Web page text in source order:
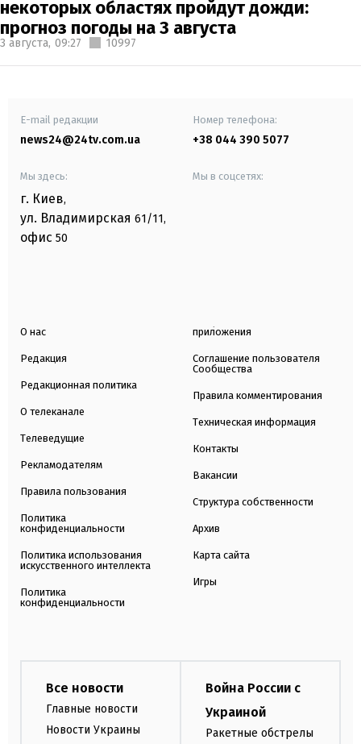
некоторых областях пройдут дожди:
прогноз погоды на 3 августа
3 августа, 09:27 10997
E-mail редакции
news24@24tv.com.ua
Номер телефона:
+38 044 390 5077
Мы здесь:
г. Киев,
ул. Владимирская 61/11,
офис 50
Мы в соцсетях:
О нас
Редакция
Редакционная политика
О телеканале
Телеведущие
Рекламодателям
Правила пользования
Политика
конфиденциальности
Политика использования
искусственного интеллекта
Политика
конфиденциальности
приложения
Соглашение пользователя
Сообщества
Правила комментирования
Техническая информация
Контакты
Вакансии
Структура собственности
Архив
Карта сайта
Игры
Все новости
Главные новости
Новости Украины
Война России с
Украиной
Ракетные обстрелы